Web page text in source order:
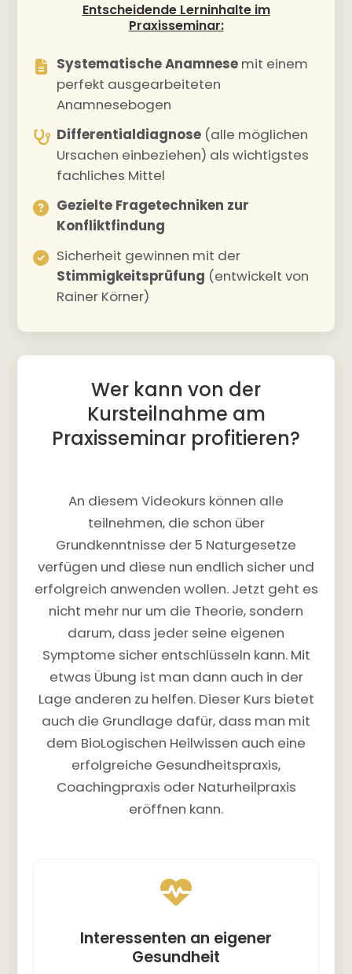
Entscheidende Lerninhalte im
Praxisseminar:
Systematische Anamnese mit einem
perfekt ausgearbeiteten
Anamnesebogen
Differentialdiagnose (alle möglichen
Ursachen einbeziehen) als wichtigstes
fachliches Mittel
Gezielte Fragetechniken zur
Konfliktfindung
Sicherheit gewinnen mit der
Stimmigkeitsprüfung (entwickelt von
Rainer Körner)
Wer kann von der
Kursteilnahme am
Praxisseminar profitieren?
An diesem Videokurs können alle
teilnehmen, die schon über
Grundkenntnisse der 5 Naturgesetze
verfügen und diese nun endlich sicher und
erfolgreich anwenden wollen. Jetzt geht es
nicht mehr nur um die Theorie, sondern
darum, dass jeder seine eigenen
Symptome sicher entschlüsseln kann. Mit
etwas Übung ist man dann auch in der
Lage anderen zu helfen. Dieser Kurs bietet
auch die Grundlage dafür, dass man mit
dem BioLogischen Heilwissen auch eine
erfolgreiche Gesundheitspraxis,
Coachingpraxis oder Naturheilpraxis
eröffnen kann.
Interessenten an eigener
Gesundheit